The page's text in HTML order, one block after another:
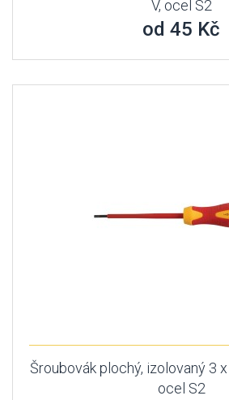
V, ocel S2
od 45 Kč
Šroubovák plochý, izolovaný 3
ocel S2